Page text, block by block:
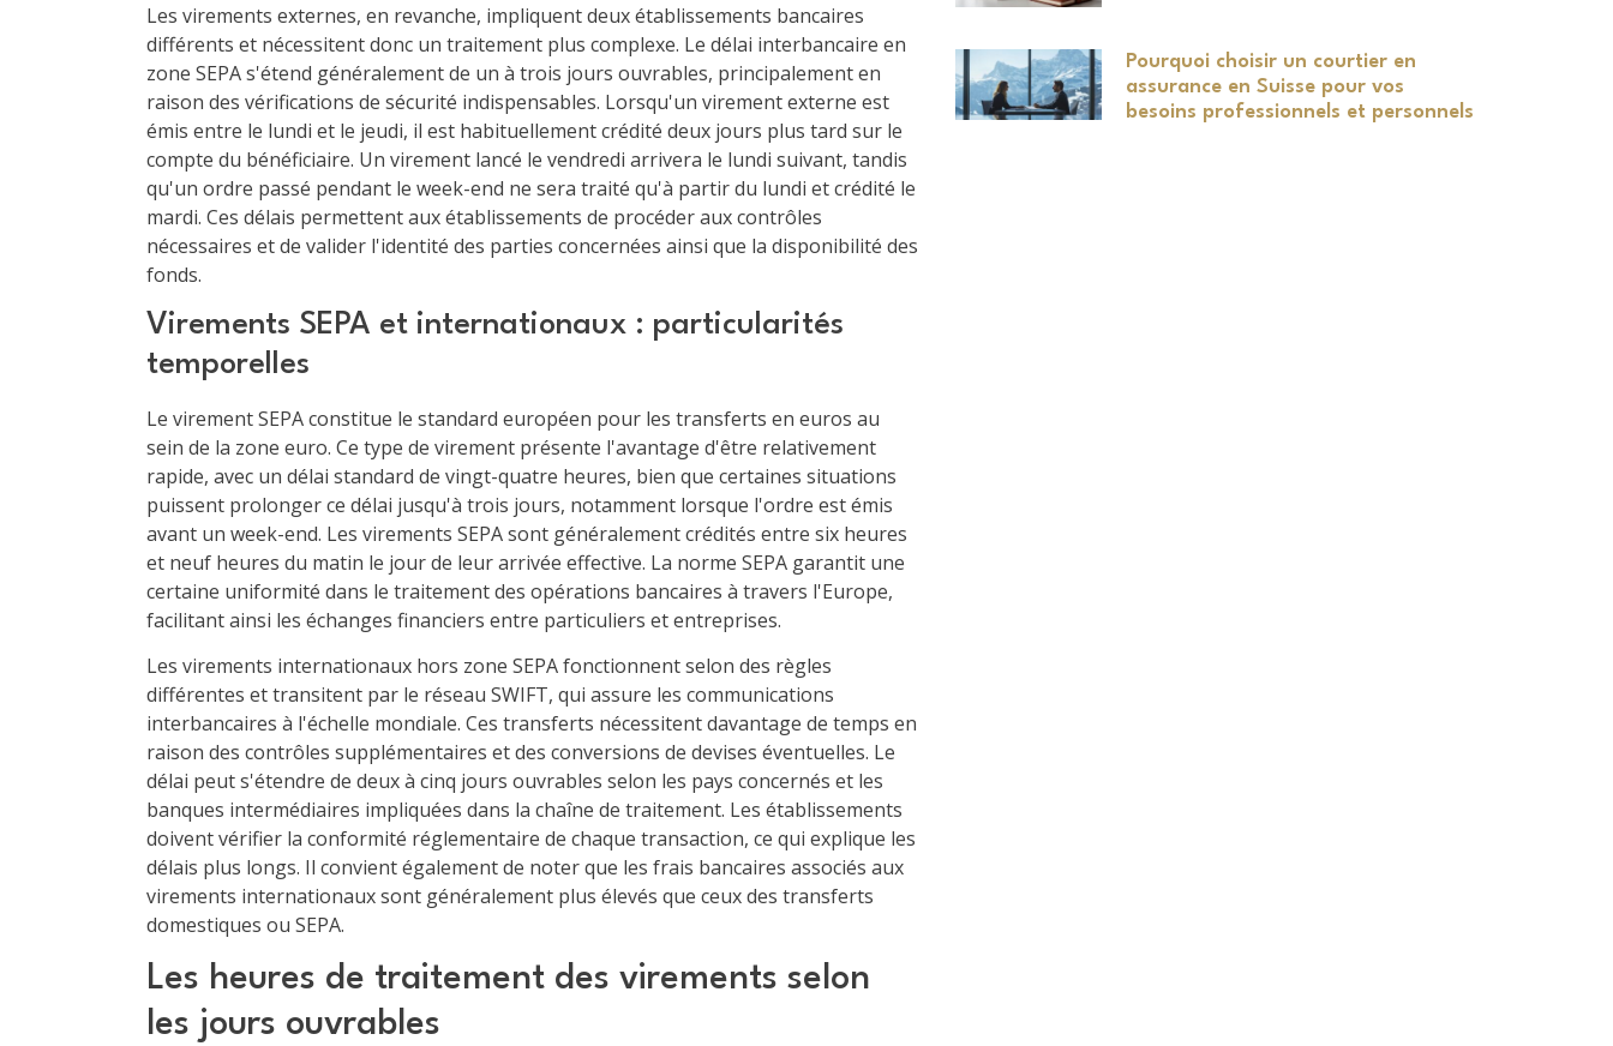
Les virements externes, en revanche, impliquent deux établissements bancaires
différents et nécessitent donc un traitement plus complexe. Le délai interbancaire en
zone SEPA s'étend généralement de un à trois jours ouvrables, principalement en
raison des vérifications de sécurité indispensables. Lorsqu'un virement externe est
émis entre le lundi et le jeudi, il est habituellement crédité deux jours plus tard sur le
compte du bénéficiaire. Un virement lancé le vendredi arrivera le lundi suivant, tandis
qu'un ordre passé pendant le week-end ne sera traité qu'à partir du lundi et crédité le
mardi. Ces délais permettent aux établissements de procéder aux contrôles
nécessaires et de valider l'identité des parties concernées ainsi que la disponibilité des
fonds.
Virements SEPA et internationaux : particularités
temporelles
Le virement SEPA constitue le standard européen pour les transferts en euros au
sein de la zone euro. Ce type de virement présente l'avantage d'être relativement
rapide, avec un délai standard de vingt-quatre heures, bien que certaines situations
puissent prolonger ce délai jusqu'à trois jours, notamment lorsque l'ordre est émis
avant un week-end. Les virements SEPA sont généralement crédités entre six heures
et neuf heures du matin le jour de leur arrivée effective. La norme SEPA garantit une
certaine uniformité dans le traitement des opérations bancaires à travers l'Europe,
facilitant ainsi les échanges financiers entre particuliers et entreprises.
Les virements internationaux hors zone SEPA fonctionnent selon des règles
différentes et transitent par le réseau SWIFT, qui assure les communications
interbancaires à l'échelle mondiale. Ces transferts nécessitent davantage de temps en
raison des contrôles supplémentaires et des conversions de devises éventuelles. Le
délai peut s'étendre de deux à cinq jours ouvrables selon les pays concernés et les
banques intermédiaires impliquées dans la chaîne de traitement. Les établissements
doivent vérifier la conformité réglementaire de chaque transaction, ce qui explique les
délais plus longs. Il convient également de noter que les frais bancaires associés aux
virements internationaux sont généralement plus élevés que ceux des transferts
domestiques ou SEPA.
Les heures de traitement des virements selon
les jours ouvrables
Pourquoi choisir un courtier en
assurance en Suisse pour vos
besoins professionnels et personnels